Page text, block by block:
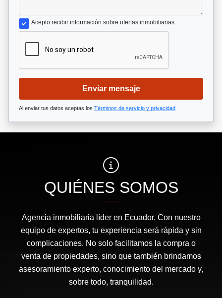
Acepto recibir información sobre ofertas inmobiliarias
Enviar mensaje
Al enviar tus datos aceptas los Términos de servicio y privacidad
QUIÉNES SOMOS
Agencia inmobiliaria líder en Ecuador. Con nuestro
equipo de expertos, tu experiencia será rápida y sin
complicaciones. No solo facilitamos la compra o
venta de propiedades, sino que también brindamos
asesoramiento experto, conocimiento del mercado y,
sobre todo, tranquilidad.